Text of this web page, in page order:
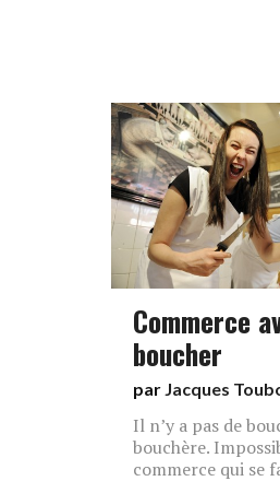
Commerce
boucher
par Jacques
Il n’y a pas de
bouchère.
commerce qui se